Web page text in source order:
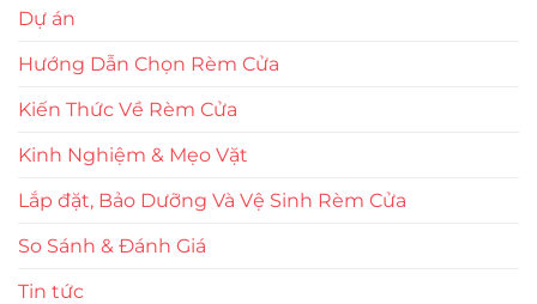
Dự án
Hướng Dẫn Chọn Rèm Cửa
Kiến Thức Về Rèm Cửa
Kinh Nghiệm & Mẹo Vặt
Lắp đặt, Bảo Dưỡng Và Vệ Sinh Rèm Cửa
So Sánh & Đánh Giá
Tin tức